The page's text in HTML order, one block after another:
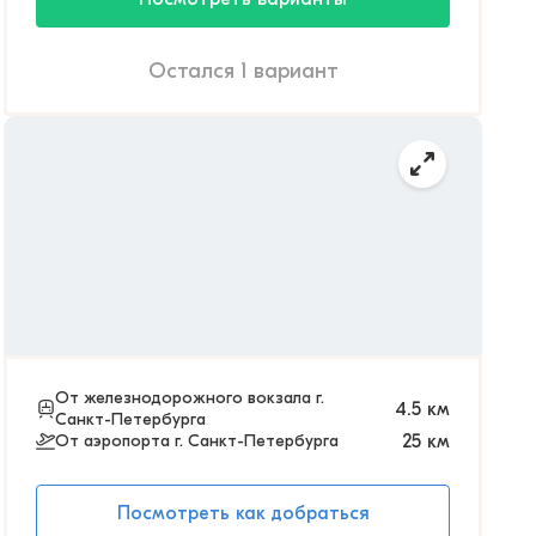
Остался 1 вариант
От железнодорожного вокзала г.
Санкт-Петербурга
4.5 км
От аэропорта г. Санкт-Петербурга 25 км
Посмотреть как добраться